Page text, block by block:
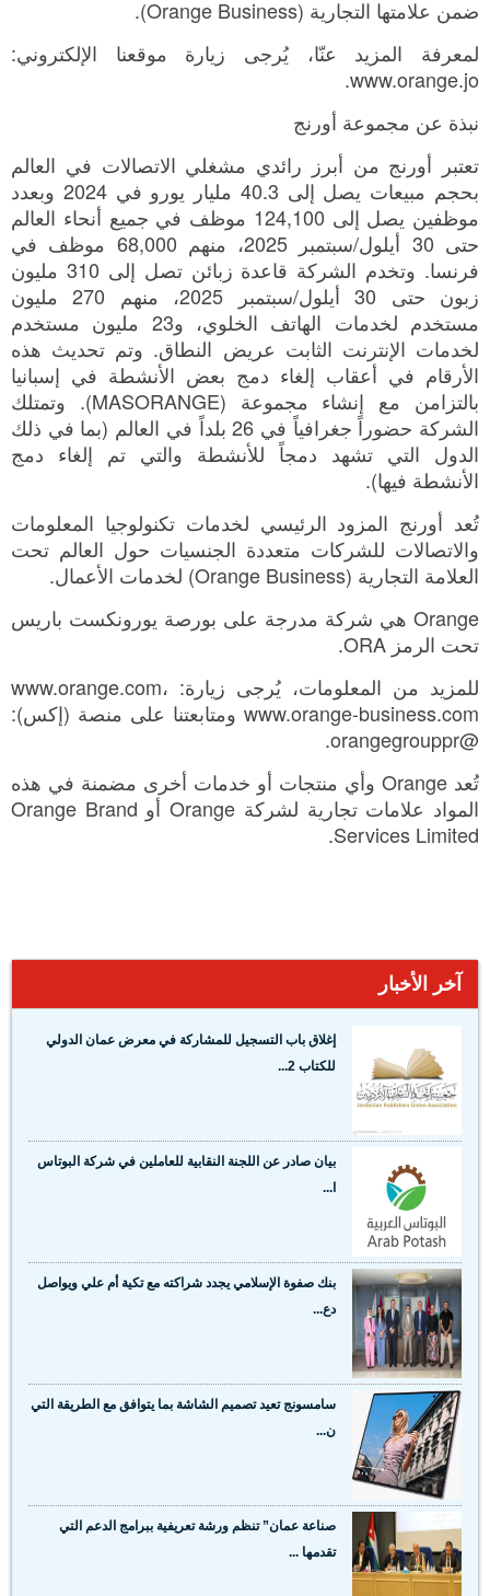
ضمن علامتها التجارية (Orange Business).
لمعرفة المزيد عنّا، يُرجى زيارة موقعنا الإلكتروني:
www.orange.jo.
نبذة عن مجموعة أورنج
تعتبر أورنج من أبرز رائدي مشغلي الاتصالات في العالم
بحجم مبيعات يصل إلى 40.3 مليار يورو في 2024 وبعدد
موظفين يصل إلى 124,100 موظف في جميع أنحاء العالم
حتى 30 أيلول/سبتمبر 2025، منهم 68,000 موظف في
فرنسا. وتخدم الشركة قاعدة زبائن تصل إلى 310 مليون
زبون حتى 30 أيلول/سبتمبر 2025، منهم 270 مليون
مستخدم لخدمات الهاتف الخلوي، و23 مليون مستخدم
لخدمات الإنترنت الثابت عريض النطاق. وتم تحديث هذه
الأرقام في أعقاب إلغاء دمج بعض الأنشطة في إسبانيا
بالتزامن مع إنشاء مجموعة (MASORANGE). وتمتلك
الشركة حضوراً جغرافياً في 26 بلداً في العالم (بما في ذلك
الدول التي تشهد دمجاً للأنشطة والتي تم إلغاء دمج
الأنشطة فيها).
تُعد أورنج المزود الرئيسي لخدمات تكنولوجيا المعلومات
والاتصالات للشركات متعددة الجنسيات حول العالم تحت
العلامة التجارية (Orange Business) لخدمات الأعمال.
Orange هي شركة مدرجة على بورصة يورونكست باريس
تحت الرمز ORA.
للمزيد من المعلومات، يُرجى زيارة: www.orange.com،
www.orange-business.com ومتابعتنا على منصة (إكس):
@orangegrouppr.
تُعد Orange وأي منتجات أو خدمات أخرى مضمنة في هذه
المواد علامات تجارية لشركة Orange أو Orange Brand
Services Limited.
آخر الأخبار
إغلاق باب التسجيل للمشاركة في معرض عمان الدولي
للكتاب 2...
بيان صادر عن اللجنة النقابية للعاملين في شركة البوتاس
ا...
بنك صفوة الإسلامي يجدد شراكته مع تكية أم علي ويواصل
دع...
سامسونج تعيد تصميم الشاشة بما يتوافق مع الطريقة التي
ن...
صناعة عمان” تنظم ورشة تعريفية ببرامج الدعم التي
تقدمها ...